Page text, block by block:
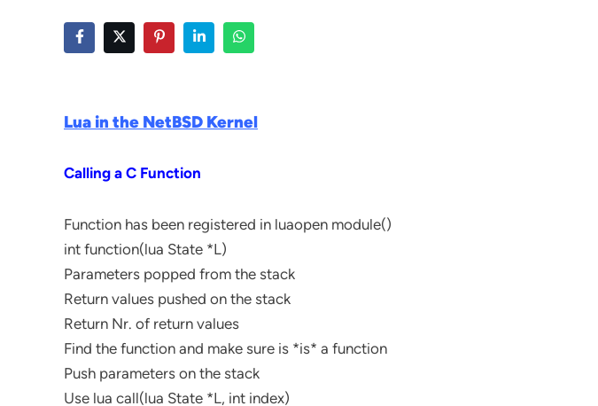
Lua in the NetBSD Kernel
Calling a C Function
Function has been registered in luaopen module()
int function(lua State *L)
Parameters popped from the stack
Return values pushed on the stack
Return Nr. of return values
Find the function and make sure is *is* a function
Push parameters on the stack
Use lua call(lua State *L, int index)